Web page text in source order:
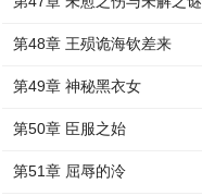
第48章 王殒诡海钦差来
第49章 神秘黑衣女
第50章 臣服之始
第51章 屈辱的泠